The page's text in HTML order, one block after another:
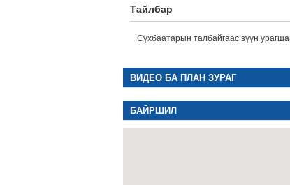
Тайлбар
Сүхбаатарын талбайгаас зүүн
ВИДЕО БА ПЛАН ЗУРАГ
БАЙРШИЛ